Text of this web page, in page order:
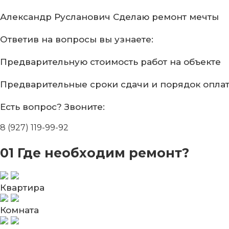
Александр Русланович Сделаю ремонт мечты
Ответив на вопросы вы узнаете:
Предварительную стоимость работ на объекте
Предварительные сроки сдачи и порядок
Есть вопрос? Звоните:
8 (927) 119-99-92
01 Где необходим ремонт?
Квартира
Комната